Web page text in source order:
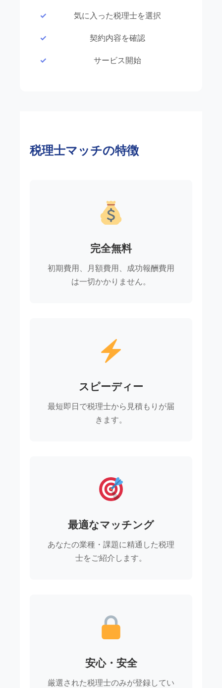
気に入った税理士を選択
契約内容を確認
サービス開始
税理士マッチの特徴
完全無料
初期費用、月額費用、成功報酬費用
は一切かかりません。
スピーディー
最短即日で税理士から見積もりが届
きます。
最適なマッチング
あなたの業種・課題に精通した税理
士をご紹介します。
安心・安全
厳選された税理士のみが登録してい